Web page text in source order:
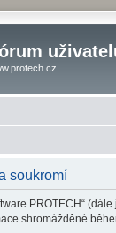
soukromí
PROTECH“ (dále
shromážděné